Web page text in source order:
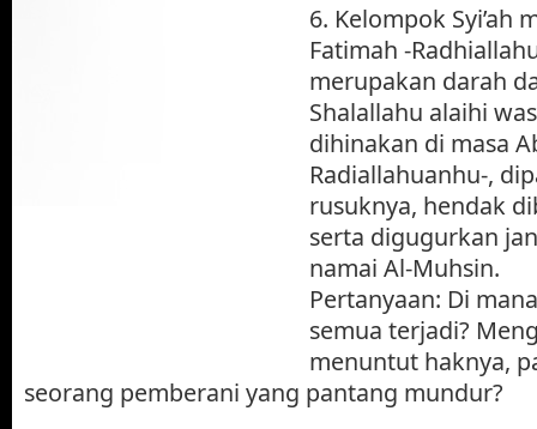
6. Kelompok Syi’ah
Fatimah -
merupakan darah
Shalallahu alaihi
dihinakan di masa
Radiallahuanhu-,
rusuknya, hendak
serta digugurkan
namai Al-Muhsin.
Pertanyaan: Di
semua terjadi?
menuntut haknya,
seorang pemberani yang pantang mundur?